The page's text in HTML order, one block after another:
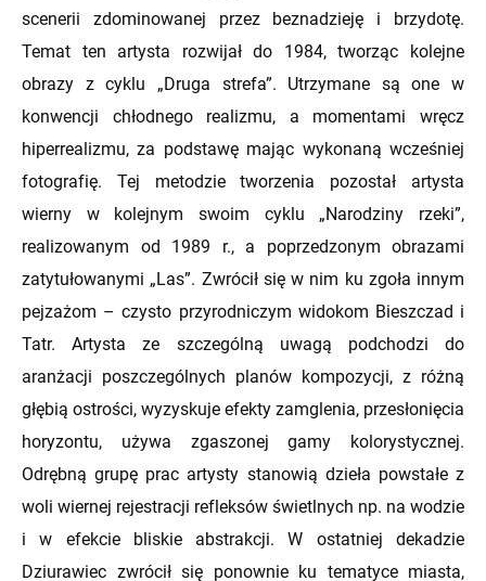
scenerii zdominowanej przez beznadzieję i brzydotę.
Temat ten artysta rozwijał do 1984, tworząc kolejne
obrazy z cyklu „Druga strefa”. Utrzymane są one w
konwencji chłodnego realizmu, a momentami wręcz
hiperrealizmu, za podstawę mając wykonaną wcześniej
fotografię. Tej metodzie tworzenia pozostał artysta
wierny w kolejnym swoim cyklu „Narodziny rzeki”,
realizowanym od 1989 r., a poprzedzonym obrazami
zatytułowanymi „Las”. Zwrócił się w nim ku zgoła innym
pejzażom – czysto przyrodniczym widokom Bieszczad i
Tatr. Artysta ze szczególną uwagą podchodzi do
aranżacji poszczególnych planów kompozycji, z różną
głębią ostrości, wyzyskuje efekty zamglenia, przesłonięcia
horyzontu, używa zgaszonej gamy kolorystycznej.
Odrębną grupę prac artysty stanowią dzieła powstałe z
woli wiernej rejestracji refleksów świetlnych np. na wodzie
i w efekcie bliskie abstrakcji. W ostatniej dekadzie
Dziurawiec zwrócił się ponownie ku tematyce miasta,